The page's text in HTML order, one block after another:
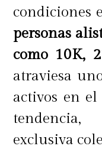
condiciones
personas
como 10K,
atraviesa
activos en
exclusiva